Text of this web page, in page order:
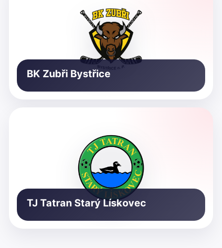
BK Zubři Bystřice
TJ Tatran Starý Lískovec